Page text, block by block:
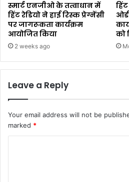
स्मार्ट एनजीओ के तत्वाधान में
हिंट रेडियो ने हाई रिस्क प्रेग्नेंसी
पर जागरूकता कार्यक्रम
आयोजित किया
2 weeks ago
को
Leave a Reply
Your email address will not be
marked *